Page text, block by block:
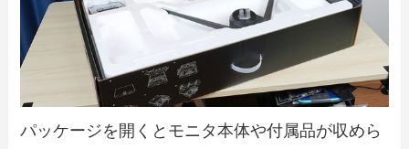
パッケージを開くとモニタ本体や付属品が収めら